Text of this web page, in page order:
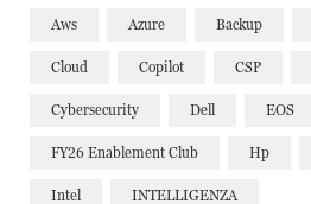
Aws Azure Backup
Cloud Copilot CSP
Cybersecurity Dell EOS
FY26 Enablement Club Hp
Intel INTELLIGENZA